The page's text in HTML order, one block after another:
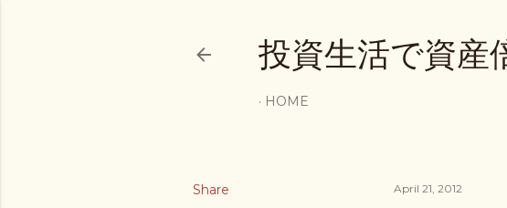
投資生活で資
HOME
Share April 21, 2012